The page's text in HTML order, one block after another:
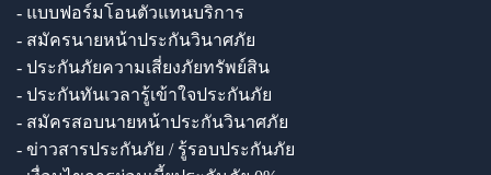
- แบบฟอร์มโอนตัวแทนบริการ
- สมัครนายหน้าประกันวินาศภัย
- ประกันภัยความเสี่ยงภัยทรัพย์สิน
- ประกันทันเวลารู้เข้าใจประกันภัย
- สมัครสอบนายหน้าประกันวินาศภัย
- ข่าวสารประกันภัย / รู้รอบประกันภัย